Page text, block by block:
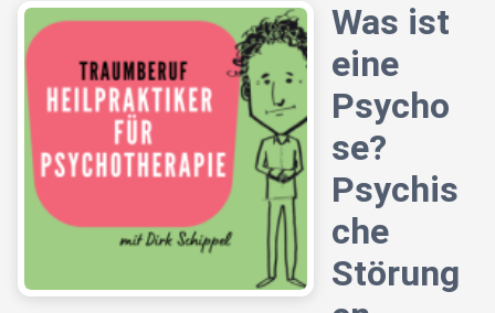
Was ist
eine
Psycho
se?
Psychis
che
Störung